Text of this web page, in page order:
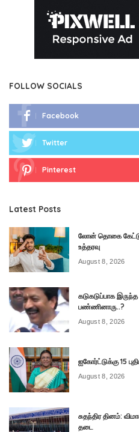
FOLLOW SOCIALS
Facebook
Twitter
Pinterest
Latest Posts
லோன் தொகை கேட்டு
உத்தரவு
August 8, 2026
கடுகடுப்பாக
பண்ணினாரு..?
August 8, 2026
ஐகோர்ட்டுக்கு 15
August 8, 2026
சுதந்திர தினம்:
தடை